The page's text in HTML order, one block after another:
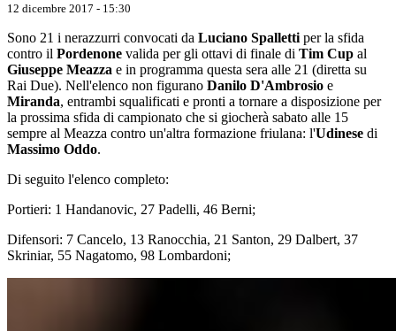
12 dicembre 2017 - 15:30
Sono 21 i nerazzurri convocati da Luciano Spalletti per la sfida
contro il Pordenone valida per gli ottavi di finale di Tim Cup al
Giuseppe Meazza e in programma questa sera alle 21 (diretta su
Rai Due). Nell'elenco non figurano Danilo D'Ambrosio e
Miranda, entrambi squalificati e pronti a tornare a disposizione per
la prossima sfida di campionato che si giocherà sabato alle 15
sempre al Meazza contro un'altra formazione friulana: l'Udinese di
Massimo Oddo.
Di seguito l'elenco completo:
Portieri: 1 Handanovic, 27 Padelli, 46 Berni;
Difensori: 7 Cancelo, 13 Ranocchia, 21 Santon, 29 Dalbert, 37
Skriniar, 55 Nagatomo, 98 Lombardoni;